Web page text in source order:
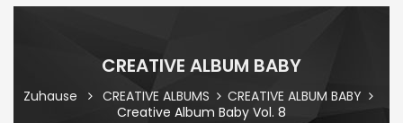
CREATIVE ALBUM BABY
Zuhause CREATIVE ALBUMS
CREATIVE ALBUM BABY
Creative Album Baby Vol. 8